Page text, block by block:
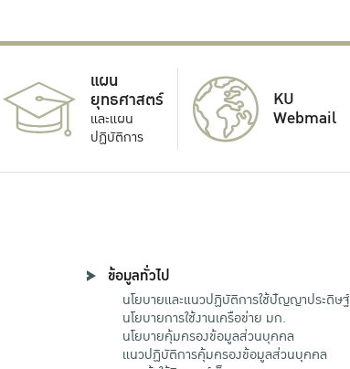
แผน
ยุทธศาสตร์
และแผน
ปฏิบัติการ
KU
Webmail
ข้อมูลทั่วไป
นโยบายและแนวปฏิบัติการใช้ปัญญาประดิษฐ์
นโยบายการใช้งานเครือข่าย มก.
นโยบายคุ้มครองข้อมูลส่วนบุคคล
แนวปฏิบัติการคุ้มครองข้อมูลส่วนบุคคล